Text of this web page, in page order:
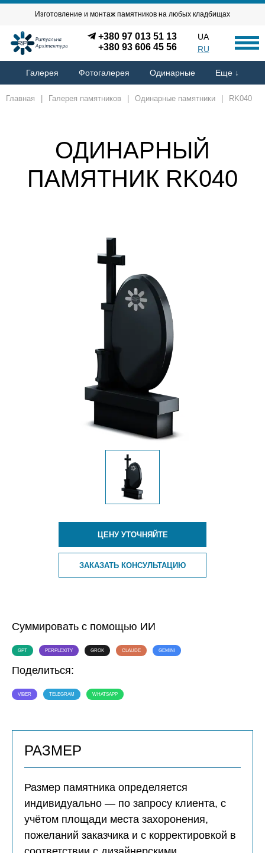
Изготовление и монтаж памятников на любых кладбищах
+380 97 013 51 13
+380 93 606 45 56
UA
RU
Галерея Фотогалерея Одинарные Еще ↓
Главная Галерея памятников Одинарные памятники RK040
ОДИНАРНЫЙ
ПАМЯТНИК RK040
ЦЕНУ УТОЧНЯЙТЕ
ЗАКАЗАТЬ КОНСУЛЬТАЦИЮ
Суммировать с помощью ИИ
GPT PERPLEXITY GROK CLAUDE GEMINI
Поделиться:
VIBER TELEGRAM WHATSAPP
РАЗМЕР
Размер памятника определяется
индивидуально — по запросу клиента, с
учётом площади места захоронения,
пожеланий заказчика и с корректировкой в